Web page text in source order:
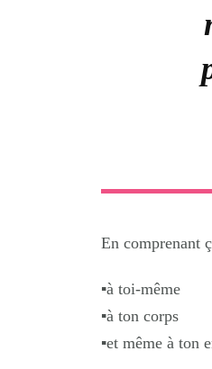
En comprenant
▪️à toi-même
▪️à ton corps
▪️et même à ton